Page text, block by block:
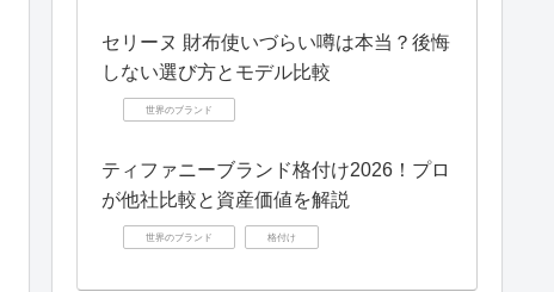
セリーヌ 財布使いづらい噂は本当？後悔
しない選び方とモデル比較
世界のブランド
ティファニーブランド格付け2026！プロ
が他社比較と資産価値を解説
世界のブランド 格付け